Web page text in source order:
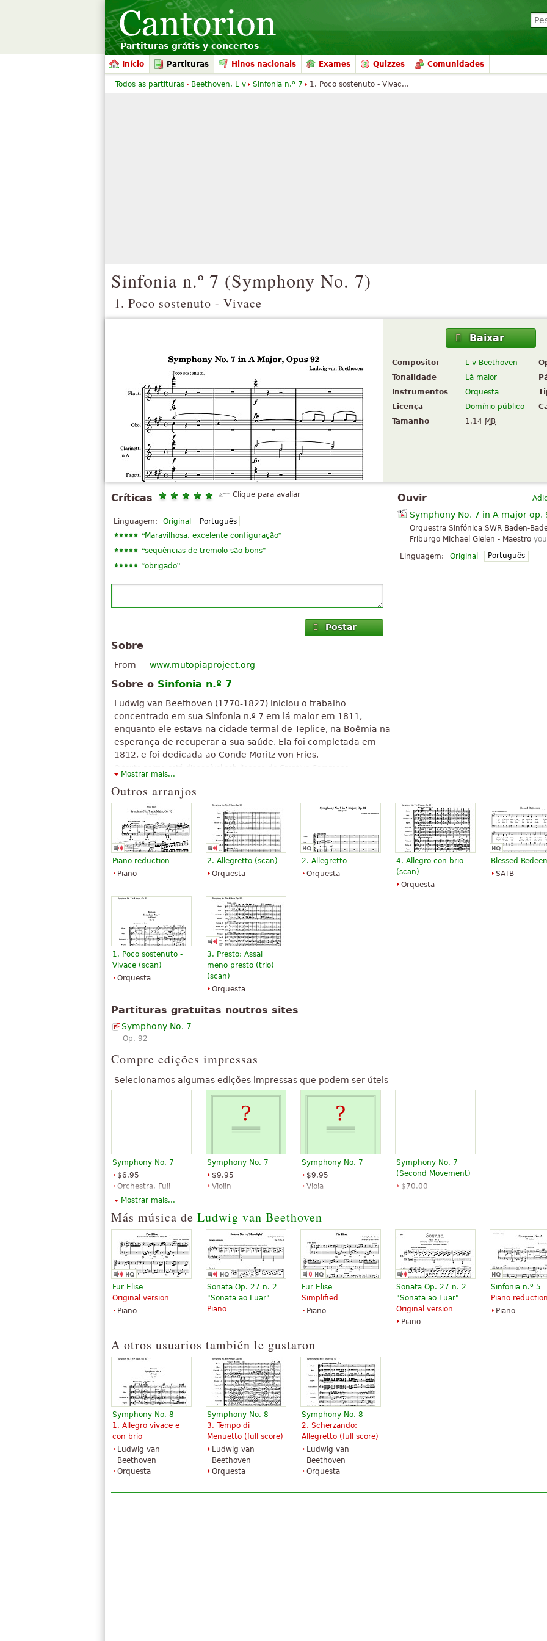
Partituras grátis y concertos
Início Partituras Hinos nacionais Exames Quizzes Comunidades
Sinfonia n.º 7 (Symphony No. 7)
1. Poco sostenuto - Vivace
Baixar
Compositor L v Beethoven
Tonalidade
Lá maior
Instrumentos
Orquesta
Licença
Domínio público
Tamanho
1.14 MB
Ouvir
Symphony No. 7 in A major op.
Orquestra Sinfónica SWR Baden-
Friburgo Michael Gielen - Maestro
Linguagem:
Original Português
Críticas Clique para avaliar
Linguagem: Original Português
“Maravilhosa, excelente configuração”
“seqüências de tremolo são bons”
“obrigado”
Postar
Sobre
From www.mutopiaproject.org
Sobre o Sinfonia n.º 7
Ludwig van Beethoven (1770-1827) iniciou o trabalho
concentrado em sua Sinfonia n.º 7 em lá maior em 1811,
enquanto ele estava na cidade termal de Teplice, na Boêmia na
esperança de recuperar a sua saúde. Ela foi completada em
1812, e foi dedicada ao Conde Moritz von Fries.
O texto acima está disponível sob licença de Creative Commons
"Sinfonia n.º 7 (Beethoven)
Mostrar mais...
Outros arranjos
Piano reduction
Piano
2. Allegretto (scan)
Orquesta
2. Allegretto
Orquesta
4. Allegro con brio
(scan)
Orquesta
Blessed
SATB
1. Poco sostenuto -
Vivace (scan)
Orquesta
3. Presto: Assai
meno presto (trio)
(scan)
Orquesta
Partituras gratuitas noutros sites
Symphony No. 7
Op. 92
Compre edições impressas
Selecionamos algumas edições impressas que podem ser úteis
Symphony No. 7
$6.95
Orchestra, Full
orchestra
Publications
Symphony No. 7
$9.95
Violin
Symphony No. 7
$9.95
Viola
Symphony No. 7
(Second Movement)
$70.00
Mostrar mais...
Más música de Ludwig van Beethoven
Für Elise
Original version
Piano
Sonata Op. 27 n. 2
"Sonata ao Luar"
Piano
Für Elise
Simplified
Piano
Sonata Op. 27 n. 2
"Sonata ao Luar"
Original version
Piano
Sinfonia n.º 5
Piano
Piano
A otros usuarios también le gustaron
Symphony No. 8
1. Allegro vivace e
con brio
Ludwig van
Beethoven
Orquesta
Symphony No. 8
3. Tempo di
Menuetto (full score)
Ludwig van
Beethoven
Orquesta
Symphony No. 8
2. Scherzando:
Allegretto (full score)
Ludwig van
Beethoven
Orquesta
Todos as partituras Beethoven, L v Sinfonia n.º 7 1. Poco sostenuto - Vivac...